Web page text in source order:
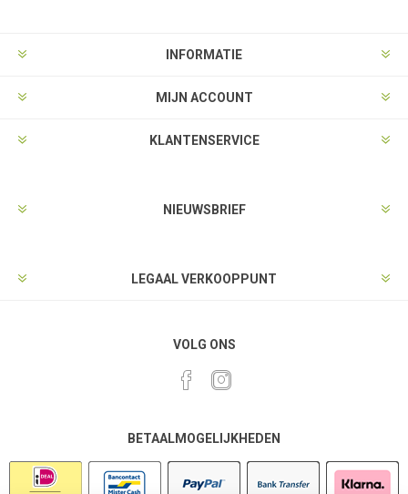
INFORMATIE
MIJN ACCOUNT
KLANTENSERVICE
NIEUWSBRIEF
LEGAAL VERKOOPPUNT
VOLG ONS
BETAALMOGELIJKHEDEN